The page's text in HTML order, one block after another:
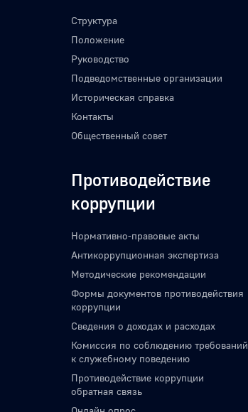
Структура
Положение
Руководство
Подведомственные организации
Историческая справка
Контакты
Общественный совет
Противодействие
коррупции
Нормативно-правовые акты
Антикоррупционная экспертиза
Методические рекомендации
Формы документов противодействия
коррупции
Сведения о доходах и расходах
Комиссия по соблюдению требований
к служебному поведению
Противодействие коррупции
обратная связь